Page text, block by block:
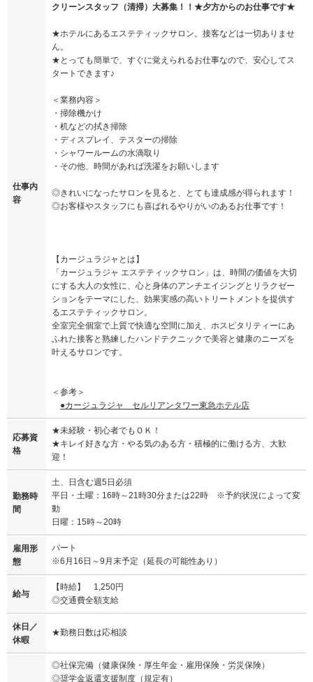
仕事内
容
クリーンスタッフ（清掃）大募集！！★夕方からのお仕事です★
★ホテルにあるエステティックサロン。接客などは一切ありませ
ん。
★とっても簡単で、すぐに覚えられるお仕事なので、安心してス
タートできます♪
＜業務内容＞
・掃除機かけ
・机などの拭き掃除
・ディスプレイ、テスターの掃除
・シャワールームの水滴取り
・その他、時間があれば洗濯をお願いします
◎きれいになったサロンを見ると、とても達成感が得られます！
◎お客様やスタッフにも喜ばれるやりがいのあるお仕事です！
【カージュラジャとは】
「カージュラジャ エステティックサロン」は、時間の価値を大切
にする大人の女性に、心と身体のアンチエイジングとリラクゼー
ションをテーマにした、効果実感の高いトリートメントを提供す
るエステティックサロン。
全室完全個室で上質で快適な空間に加え、ホスピタリティーにあ
ふれた接客と熟練したハンドテクニックで美容と健康のニーズを
叶えるサロンです。
＜参考＞
●カージュラジャ セルリアンタワー東急ホテル店
応募資
格
★未経験・初心者でもＯＫ！
★キレイ好きな方・やる気のある方・積極的に働ける方、大歓
迎！
勤務時
間
土、日含む週5日必須
平日・土曜：16時～21時30分または22時 ※予約状況によって変
動
日曜：15時～20時
雇用形
態
パート
※6月16日～9月末予定（延長の可能性あり）
給与
【時給】 1,250円
◎交通費全額支給
休日／
休暇
★勤務日数は応相談
◎社保完備（健康保険・厚生年金・雇用保険・労災保険）
◎奨学金返還支援制度（規定有）